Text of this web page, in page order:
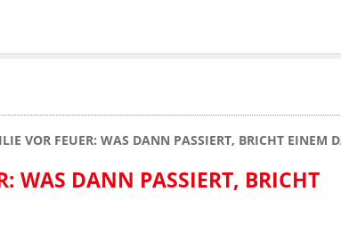
VOR FEUER: WAS DANN PASSIERT, BRICHT EINEM
WAS DANN PASSIERT, BRICHT